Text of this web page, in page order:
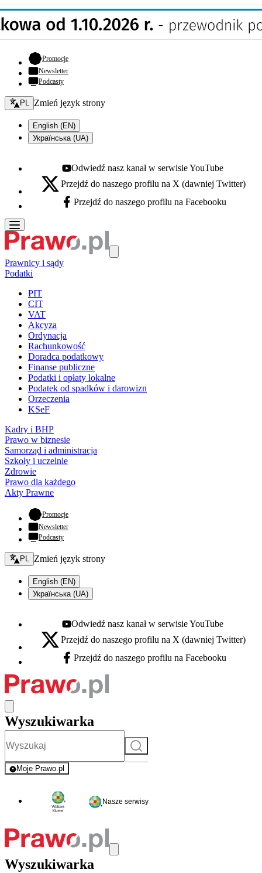
Promocje- otwiera się w nowej karcie
Newsletter
Podcasty
Zmień język - bieżący:
PL Zmień język strony
English (EN)
Українська (UA)
Youtube - otwiera się w nowej karcie
Odwiedź nasz kanał w serwisie YouTube
X - otwiera się w nowej karcie
Przejdź do naszego profilu na X (dawniej Twitter)
Facebook - otwiera się w nowej karcie
Przejdź do naszego profilu na Facebooku
Prawnicy i sądy
Podatki
PIT
CIT
VAT
Akcyza
Ordynacja
Rachunkowość
Doradca podatkowy
Finanse publiczne
Podatki i opłaty lokalne
Podatek od spadków i darowizn
Orzeczenia
KSeF
Kadry i BHP
Prawo w biznesie
Samorząd i administracja
Szkoły i uczelnie
Zdrowie
Prawo dla każdego
Akty Prawne
Promocje- otwiera się w nowej karcie
Newsletter
Podcasty
Zmień język - bieżący:
PL Zmień język strony
English (EN)
Українська (UA)
Youtube - otwiera się w nowej karcie
Odwiedź nasz kanał w serwisie YouTube
X - otwiera się w nowej karcie
Przejdź do naszego profilu na X (dawniej Twitter)
Facebook - otwiera się w nowej karcie
Przejdź do naszego profilu na Facebooku
Wyszukiwarka
Szukaj
Moje Prawo.pl
- rejestracja i logowanie do serwisu
Nasze serwisy
Wyszukiwarka